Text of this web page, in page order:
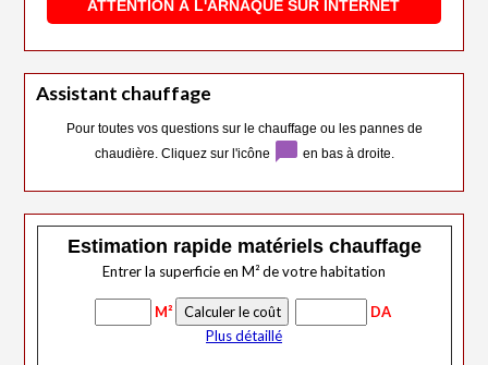
ATTENTION À L'ARNAQUE SUR INTERNET
Assistant chauffage
Pour toutes vos questions sur le chauffage ou les pannes de
chaudière. Cliquez sur l'icône
chat_bubble en bas à droite.
Estimation rapide matériels chauffage
Entrer la superficie en M² de votre habitation
M²
DA
Plus détaillé